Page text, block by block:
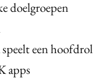
doelgroepen
een hoofdrol
apps